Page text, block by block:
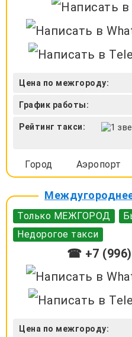
Цена по межгороду:
График работы:
Рейтинг такси:
Город Аэропорт
Только МЕЖГОРОД
Недорогое такси
☎ +7
Цена по межгороду: